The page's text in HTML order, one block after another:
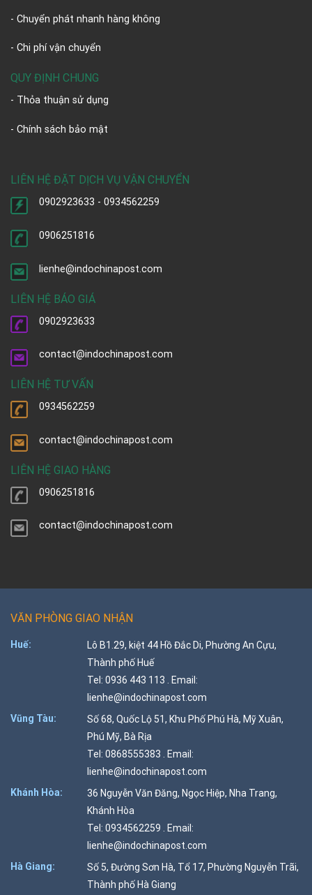
- Chuyển phát nhanh hàng không
- Chi phí vận chuyển
QUY ĐỊNH CHUNG
- Thỏa thuận sử dụng
- Chính sách bảo mật
LIÊN HỆ ĐẶT DỊCH VỤ VẬN CHUYỂN
0902923633 - 0934562259
0906251816
lienhe@indochinapost.com
LIÊN HỆ BÁO GIÁ
0902923633
contact@indochinapost.com
LIÊN HỆ TƯ VẤN
0934562259
contact@indochinapost.com
LIÊN HỆ GIAO HÀNG
0906251816
contact@indochinapost.com
VĂN PHÒNG GIAO NHẬN
Huế:
Lô B1.29, kiệt 44 Hồ Đắc Di, Phường An Cựu,
Thành phố Huế
Tel: 0936 443 113 . Email:
lienhe@indochinapost.com
Vũng Tàu:
Số 68, Quốc Lộ 51, Khu Phố Phú Hà, Mỹ Xuân,
Phú Mỹ, Bà Rịa
Tel: 0868555383 . Email:
lienhe@indochinapost.com
Khánh Hòa:
36 Nguyễn Văn Đăng, Ngọc Hiệp, Nha Trang,
Khánh Hòa
Tel: 0934562259 . Email:
lienhe@indochinapost.com
Hà Giang:
Số 5, Đường Sơn Hà, Tổ 17, Phường Nguyễn Trãi,
Thành phố Hà Giang